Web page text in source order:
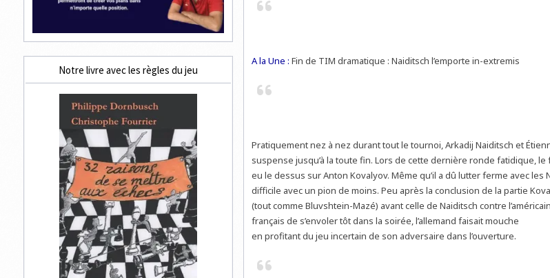
A la Une : Fin de TIM dramatique : Naiditsch l’emporte in-extremis
Pratiquement nez à nez durant tout le tournoi, Arkadij Naiditsch et
suspense jusqu’à la toute fin. Lors de cette dernière ronde fatidique, le
eu le dessus sur Anton Kovalyov. Même qu’il a dû lutter ferme avec
difficile avec un pion de moins. Peu après la conclusion de la partie
(tout comme Bluvshtein-Mazé) avant celle de Naiditsch contre
français de s’envoler tôt dans la soirée, l’allemand faisait mouche
en profitant du jeu incertain de son adversaire dans l’ouverture.
Notre livre avec les règles du jeu